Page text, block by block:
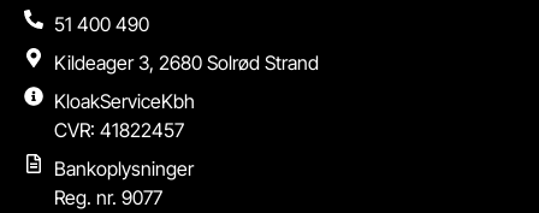
51 400 490
Kildeager 3, 2680 Solrød Strand
KloakServiceKbh
CVR: 41822457
Bankoplysninger
Reg. nr. 9077